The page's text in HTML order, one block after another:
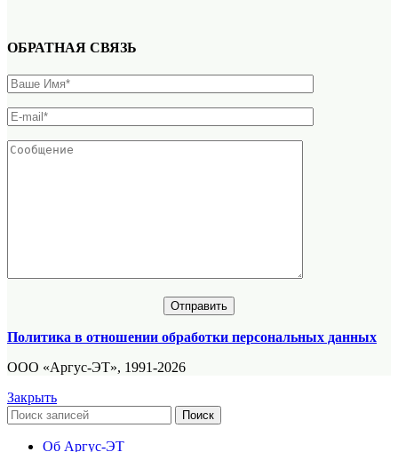
ОБРАТНАЯ СВЯЗЬ
Политика в отношении обработки персональных данных
ООО «Аргус-ЭТ», 1991-2026
Закрыть
Поиск
Об Аргус-ЭТ